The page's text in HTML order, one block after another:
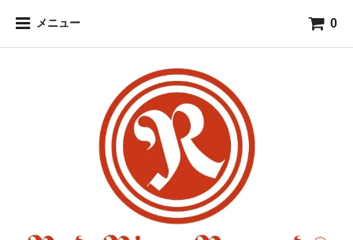
メニュー 0